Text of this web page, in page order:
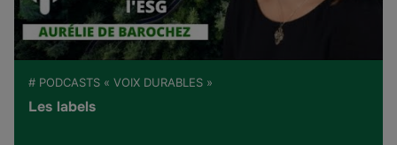
# PODCASTS « VOIX DURABLES »
Les labels